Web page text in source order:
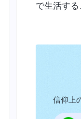
で生活する
信仰上